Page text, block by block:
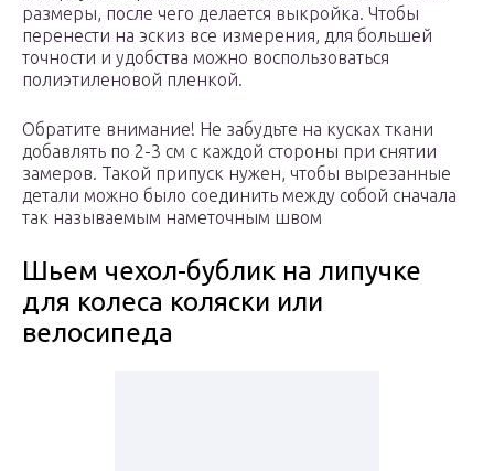
размеры, после чего делается выкройка. Чтобы
перенести на эскиз все измерения, для большей
точности и удобства можно воспользоваться
полиэтиленовой пленкой.
Обратите внимание! Не забудьте на кусках ткани
добавлять по 2-3 см с каждой стороны при снятии
замеров. Такой припуск нужен, чтобы вырезанные
детали можно было соединить между собой сначала
так называемым наметочным швом
Шьем чехол-бублик на липучке
для колеса коляски или
велосипеда